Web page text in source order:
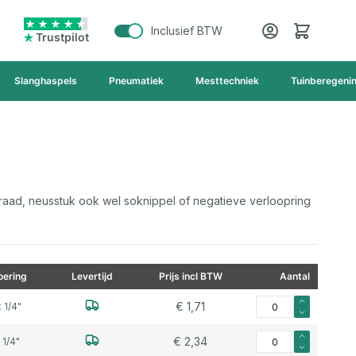
Trustpilot
Inclusief BTW Cart
Slanghaspels Pneumatiek Mesttechniek
neusstuk ook wel soknippel of negatieve verloopring
Levertijd Prijs incl BTW Aantal
1/4" € 1,71 Aantal voor
1/4" € 2,34 Aantal voor